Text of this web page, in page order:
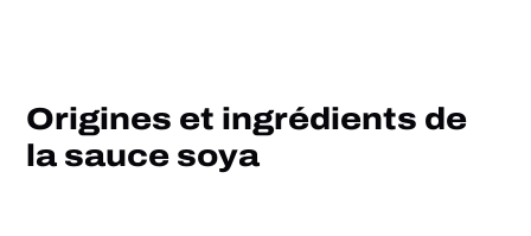
Origines et ingrédients de
la sauce soya